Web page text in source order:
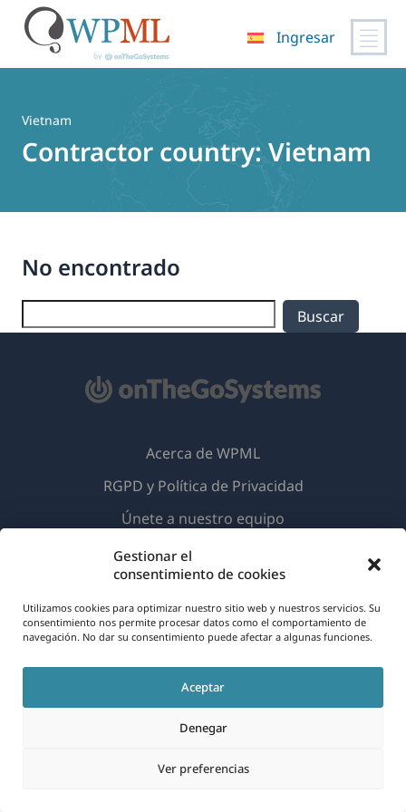
Gestionar el
consentimiento de cookies
Utilizamos cookies para optimizar nuestro sitio web y nuestros servicios. Su
consentimiento nos permite procesar datos como el comportamiento de
navegación. No dar su consentimiento puede afectar a algunas funciones.
Aceptar
Denegar
Ver preferencias
contenido
Ingresar
Vietnam
Contractor country:Vietnam
No encontrado
© 2026OnTheGoSystems Limited(se
Español
Acerca de WPML
RGPD y Política de Privacidad
Únete a nuestro equipo
en
nueva
ventana)
(se
abre
una
nueva
ventana)
abre
una
nueva
ventana)
abre
en
una
nueva
ventana)